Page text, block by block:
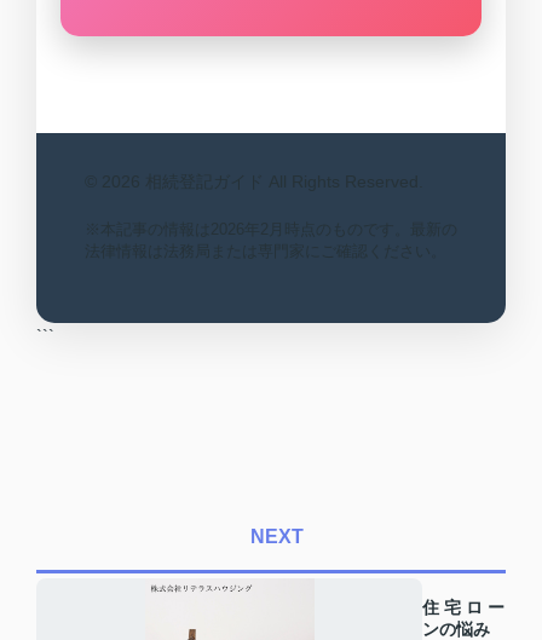
© 2026 相続登記ガイド All Rights Reserved.
※本記事の情報は2026年2月時点のものです。最新の
法律情報は法務局または専門家にご確認ください。
```
NEXT
住宅ロー
ンの悩み